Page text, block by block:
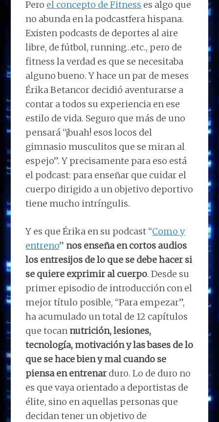
Pero el concepto de Fitness es algo que
no abunda en la podcastfera hispana.
Existen podcasts de deportes al aire
libre, de fútbol, running…etc., pero de
fitness la verdad es que se necesitaba
alguno bueno. Y hace un par de meses
Érika Betancor decidió aventurarse a
contar a todos su experiencia en ese
estilo de vida. Seguro que más de uno
pensará “¡buah! esos locos del
gimnasio musculitos que se miran al
espejo”. Y precisamente para eso está
el podcast: para enseñar que cuidar el
cuerpo dirigido a un objetivo deportivo
tiene mucho intríngulis.
Y es que Érika en su podcast “Como y
entreno” nos enseña en cortos audios
los entresijos de lo que se debe hacer si
se quiere exprimir al cuerpo. Desde su
primer episodio de introducción con el
mejor título posible, “Para empezar”,
ha acumulado un total de 12 capítulos
que tocan nutrición, lesiones,
tecnología, motivación y las bases de lo
que se hace bien y mal cuando se
piensa en entrenarduro. Lo de duro no
es que vaya orientado a deportistas de
élite, sino en aquellas personas que
decidan tener un objetivo de